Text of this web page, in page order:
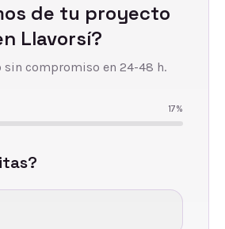
de tu proyecto
Llavorsí?
sin compromiso en 24-48 h.
17%